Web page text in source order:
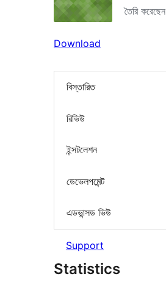
তৈরি করেছেন
Download
বিস্তারিত
রিভিউ
ইন্সটলেশন
ডেভেলপমেন্ট
এডভান্সড ভিউ
Support
Statistics